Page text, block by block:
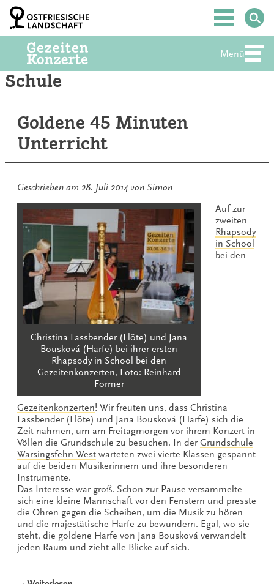
Zum
Inhalt
springen
Hauptmenü
Menü
Schule
Goldene 45 Minuten
Unterricht
Geschrieben am 28. Juli 2014 von Simon
Christina Fassbender (Flöte) und Jana
Bousková (Harfe) bei ihrer ersten
Rhapsody in School bei den
Gezeitenkonzerten, Foto: Reinhard
Former
Auf zur
zweiten
Rhapsody
in School
bei den
Gezeitenkonzerten! Wir freuten uns, dass Christina
Fassbender (Flöte) und Jana Bousková (Harfe) sich die
Zeit nahmen, um am Freitagmorgen vor ihrem Konzert in
Völlen die Grundschule zu besuchen. In derGrundschule
Warsingsfehn-West warteten zwei vierte Klassen gespannt
auf die beiden Musikerinnern und ihre besonderen
Instrumente.
Das Interesse war groß. Schon zur Pause versammelte
sich eine kleine Mannschaft vor den Fenstern und presste
die Ohren gegen die Scheiben, um die Musik zu hören
und die majestätische Harfe zu bewundern. Egal, wo sie
steht, die goldene Harfe von Jana Bousková verwandelt
jeden Raum und zieht alle Blicke auf sich.